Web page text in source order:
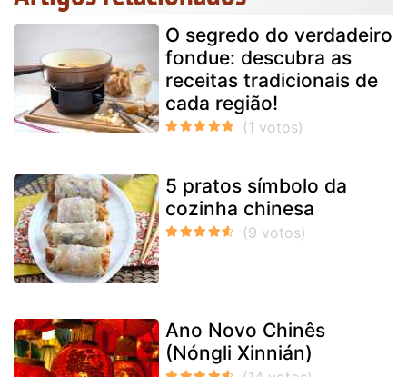
O segredo do verdadeiro
fondue: descubra as
receitas tradicionais de
cada região!
5 pratos símbolo da
cozinha chinesa
Ano Novo Chinês
(Nóngli Xinnián)